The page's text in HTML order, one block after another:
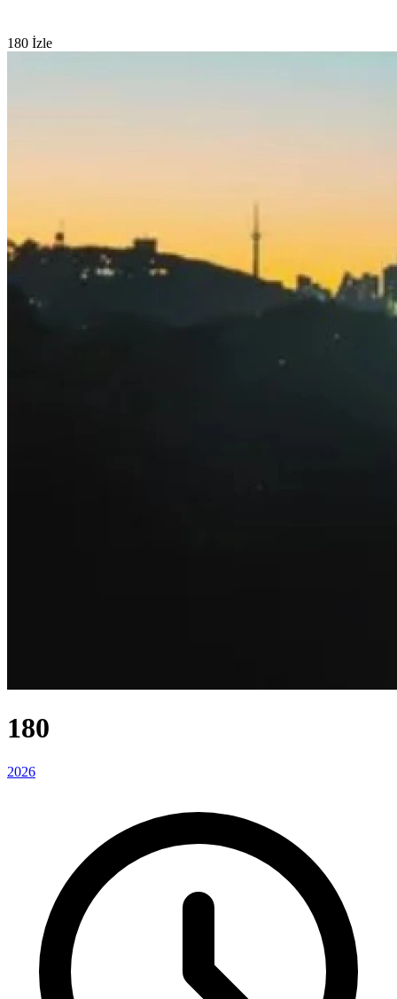
180 İzle
180
2026